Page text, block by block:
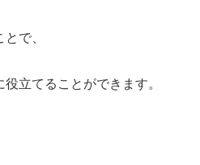
で、
立てることができます。